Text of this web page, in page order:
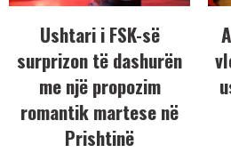
Ushtari i FSK-së
surprizon të dashurën
me një propozim
romantik martese në
Prishtinë